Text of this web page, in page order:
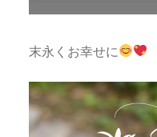
末永くお幸せに